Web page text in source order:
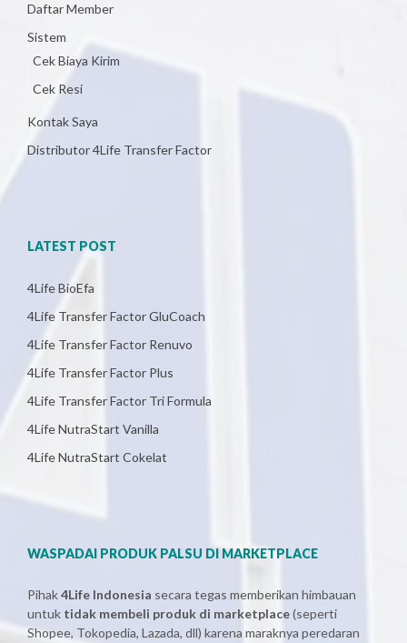
Daftar Member
Sistem
Cek Biaya Kirim
Cek Resi
Kontak Saya
Distributor 4Life Transfer Factor
LATEST POST
4Life BioEfa
4Life Transfer Factor GluCoach
4Life Transfer Factor Renuvo
4Life Transfer Factor Plus
4Life Transfer Factor Tri Formula
4Life NutraStart Vanilla
4Life NutraStart Cokelat
WASPADAI PRODUK PALSU DI MARKETPLACE
Pihak4Life Indonesia secara tegas memberikan himbauan
untuk tidak membeli produk di marketplace(seperti
Shopee, Tokopedia, Lazada, dll) karena maraknya peredaran